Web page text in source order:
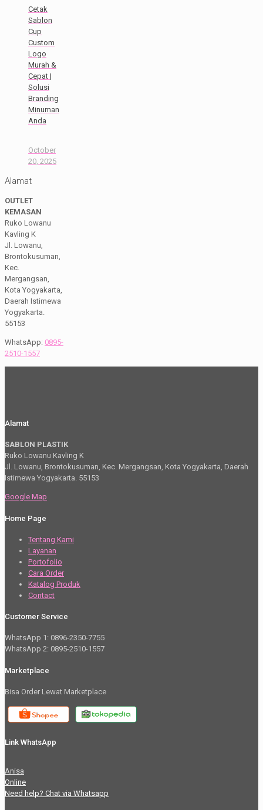
Cetak
Sablon
Cup
Custom
Logo
Murah &
Cepat |
Solusi
Branding
Minuman
Anda
October
20, 2025
Alamat
OUTLET
KEMASAN
Ruko Lowanu
Kavling K
Jl. Lowanu,
Brontokusuman,
Kec.
Mergangsan,
Kota Yogyakarta,
Daerah Istimewa
Yogyakarta.
55153
WhatsApp: 0895-
2510-1557
Alamat
SABLON PLASTIK
Ruko Lowanu Kavling K
Jl. Lowanu, Brontokusuman, Kec. Mergangsan, Kota Yogyakarta, Daerah
Istimewa Yogyakarta. 55153
Google Map
Home Page
Tentang Kami
Layanan
Portofolio
Cara Order
Katalog Produk
Contact
Customer Service
WhatsApp 1: 0896-2350-7755
WhatsApp 2: 0895-2510-1557
Marketplace
Bisa Order Lewat Marketplace
Link WhatsApp
Anisa
Online
Need help? Chat via Whatsapp